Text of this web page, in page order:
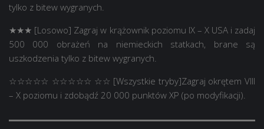
tylko z bitew wygranych.
★★★ [Losowo] Zagraj w krążownik poziomu IX – X USA i zadaj
500 000 obrażeń na niemieckich statkach, brane są
uszkodzenia tylko z bitew wygranych.
☆☆☆☆☆ ☆☆☆☆☆ ☆☆ [Wszystkie tryby]Zagraj okrętem VIII
– X poziomu i zdobądź 20 000 punktów XP (po modyfikacji).